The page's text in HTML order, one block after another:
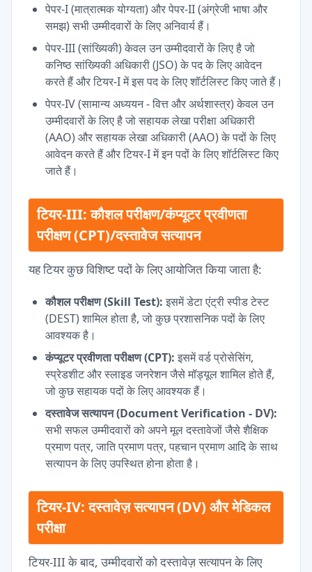
पेपर-I (मात्रात्मक योग्यता) और पेपर-II (अंग्रेजी भाषा और
समझ) सभी उम्मीदवारों के लिए अनिवार्य हैं।
पेपर-III (सांख्यिकी) केवल उन उम्मीदवारों के लिए है जो
कनिष्ठ सांख्यिकी अधिकारी (JSO) के पद के लिए आवेदन
करते हैं और टियर-I में इस पद के लिए शॉर्टलिस्ट किए जाते हैं।
पेपर-IV (सामान्य अध्ययन - वित्त और अर्थशास्त्र) केवल उन
उम्मीदवारों के लिए है जो सहायक लेखा परीक्षा अधिकारी
(AAO) और सहायक लेखा अधिकारी (AAO) के पदों के लिए
आवेदन करते हैं और टियर-I में इन पदों के लिए शॉर्टलिस्ट किए
जाते हैं।
टियर-III: कौशल परीक्षण/कंप्यूटर प्रवीणता
परीक्षण (CPT)/दस्तावेज सत्यापन
यह टियर कुछ विशिष्ट पदों के लिए आयोजित किया जाता है:
कौशल परीक्षण (Skill Test): इसमें डेटा एंट्री स्पीड टेस्ट
(DEST) शामिल होता है, जो कुछ प्रशासनिक पदों के लिए
आवश्यक है।
कंप्यूटर प्रवीणता परीक्षण (CPT): इसमें वर्ड प्रोसेसिंग,
स्प्रेडशीट और स्लाइड जनरेशन जैसे मॉड्यूल शामिल होते हैं,
जो कुछ सहायक पदों के लिए आवश्यक हैं।
दस्तावेज सत्यापन (Document Verification - DV):
सभी सफल उम्मीदवारों को अपने मूल दस्तावेजों जैसे शैक्षिक
प्रमाण पत्र, जाति प्रमाण पत्र, पहचान प्रमाण आदि के साथ
सत्यापन के लिए उपस्थित होना होता है।
टियर-IV: दस्तावेज़ सत्यापन (DV) और मेडिकल
परीक्षा
टियर-III के बाद, उम्मीदवारों को दस्तावेज़ सत्यापन के लिए